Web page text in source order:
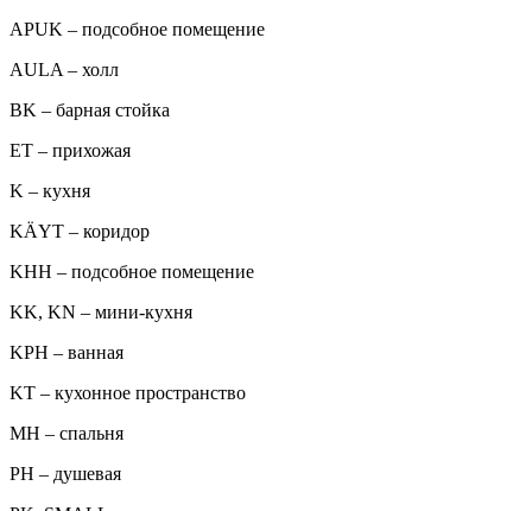
APUK – подсобное помещение
AULA – холл
BK – барная стойка
ET – прихожая
K – кухня
KÄYT – коридор
KHH – подсобное помещение
KK, KN – мини-кухня
KPH – ванная
KT – кухонное пространство
MH – спальня
PH – душевая